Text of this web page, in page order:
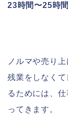
23時間〜25時間
ノルマや売り
残業をしなく
るためには、
ってきます。